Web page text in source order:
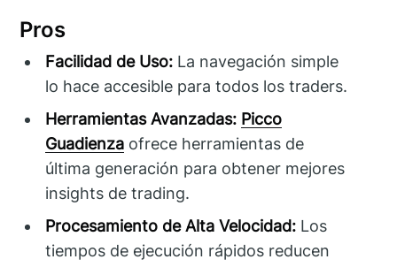
Pros
Facilidad de Uso: La navegación simple
lo hace accesible para todos los traders.
Herramientas Avanzadas: Picco
Guadienza ofrece herramientas de
última generación para obtener mejores
insights de trading.
Procesamiento de Alta Velocidad: Los
tiempos de ejecución rápidos reducen